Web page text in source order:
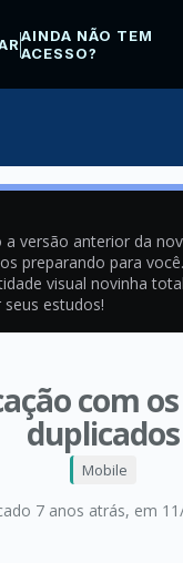
AINDA NÃO TEM
ACESSO?
a versão anterior da
preparando para
visual novinha
estudos!
com
duplicados
7 anos atrás, em
Mobile